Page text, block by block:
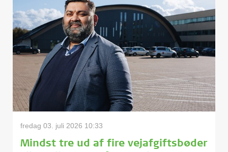
fredag 03. juli 2026 10:33
Mindst tre ud af fire vejafgiftsbøder